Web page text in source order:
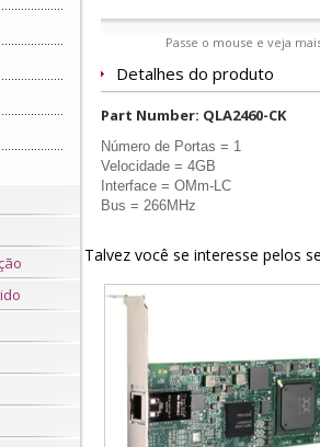
Passe o mouse e veja
Detalhes do produto
Part Number: QLA2460-CK
Número de Portas = 1
Velocidade = 4GB
Interface = OMm-LC
Bus = 266MHz
Talvez você se interesse pelos